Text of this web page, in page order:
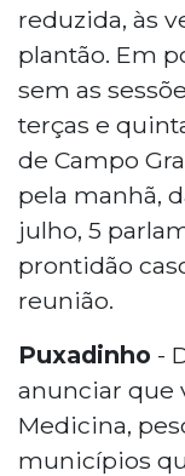
reduzida, às
plantão. Em
sem as
terças e
de Campo
pela manhã,
julho, 5
prontidão
reunião.
Puxadinho -
anunciar que
Medicina,
municípios